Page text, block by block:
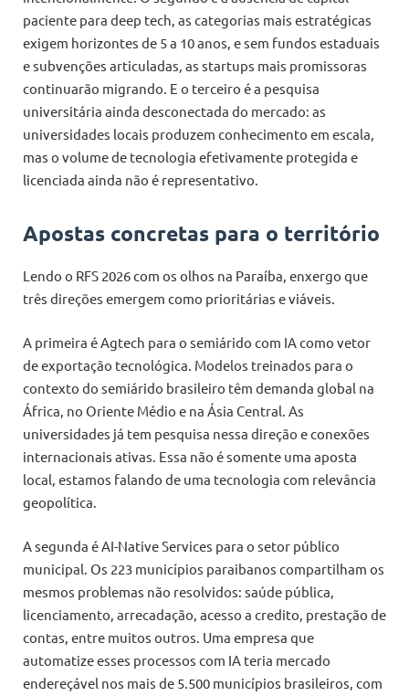
paciente para deep tech, as categorias mais estratégicas
exigem horizontes de 5 a 10 anos, e sem fundos estaduais
e subvenções articuladas, as startups mais promissoras
continuarão migrando. E o terceiro é a pesquisa
universitária ainda desconectada do mercado: as
universidades locais produzem conhecimento em escala,
mas o volume de tecnologia efetivamente protegida e
licenciada ainda não é representativo.
Apostas concretas para o território
Lendo o RFS 2026 com os olhos na Paraíba, enxergo que
três direções emergem como prioritárias e viáveis.
A primeira é Agtech para o semiárido com IA como vetor
de exportação tecnológica. Modelos treinados para o
contexto do semiárido brasileiro têm demanda global na
África, no Oriente Médio e na Ásia Central. As
universidades já tem pesquisa nessa direção e conexões
internacionais ativas. Essa não é somente uma aposta
local, estamos falando de uma tecnologia com relevância
geopolítica.
A segunda é AI-Native Services para o setor público
municipal. Os 223 municípios paraibanos compartilham os
mesmos problemas não resolvidos: saúde pública,
licenciamento, arrecadação, acesso a credito, prestação de
contas, entre muitos outros. Uma empresa que
automatize esses processos com IA teria mercado
endereçável nos mais de 5.500 municípios brasileiros, com